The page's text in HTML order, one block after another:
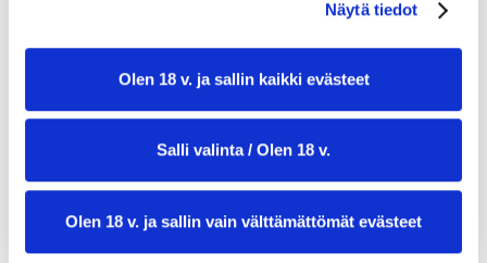
Näytä tiedot
Olen 18 v. ja sallin kaikki evästeet
Salli valinta / Olen 18 v.
Olen 18 v. ja sallin vain välttämättömät evästeet
valmistusaika:20 min